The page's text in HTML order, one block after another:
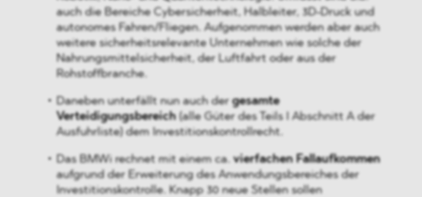
auch die Bereiche Cybersicherheit, Halbleiter, 3D-Druck und
autonomes Fahren/Fliegen. Aufgenommen werden aber auch
weitere sicherheitsrelevante Unternehmen wie solche der
Nahrungsmittelsicherheit, der Luftfahrt oder aus der
Rohstoffbranche.
Daneben unterfällt nun auch dergesamte
Verteidigungsbereich(alle Güter des Teils I Abschnitt A der
Ausfuhrliste) dem Investitionskontrollrecht.
Das BMWi rechnet mit einem ca.vierfachen Fallaufkommen
aufgrund der Erweiterung des Anwendungsbereiches der
Investitionskontrolle. Knapp 30 neue Stellen sollen